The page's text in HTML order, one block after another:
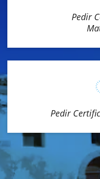
Pedir
Pedir